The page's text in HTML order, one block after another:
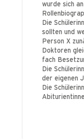
wurde sich
Die
sollten und
Person X
Doktoren
fach
Die
der eigenen
Die